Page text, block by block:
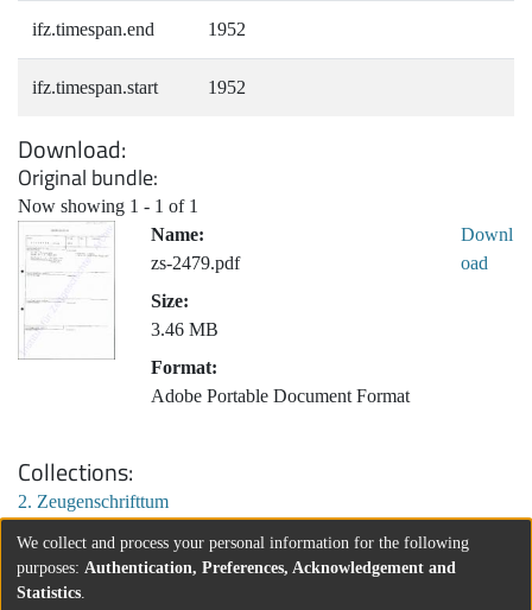
ifz.timespan.end 1952
ifz.timespan.start 1952
Download
Original bundle
Now showing 1 - 1 of 1
Name:
zs-2479.pdf
Size:
3.46 MB
Format:
Adobe Portable Document Format
Downl
oad
Collections
2. Zeugenschrifttum
We collect and process your personal information for the following
purposes: Authentication, Preferences, Acknowledgement and
Statistics